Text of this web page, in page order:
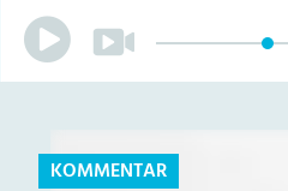
Play
Play
KOMMENTAR